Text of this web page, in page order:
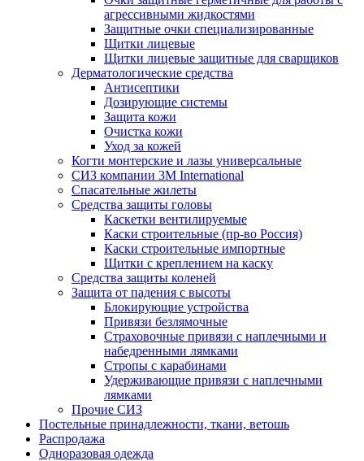
агрессивными жидкостями
Защитные очки специализированные
Щитки лицевые
Щитки лицевые защитные для сварщиков
Дерматологические средства
Антисептики
Дозирующие системы
Защита кожи
Очистка кожи
Уход за кожей
Когти монтерские и лазы универсальные
СИЗ компании 3М International
Спасательные жилеты
Средства защиты головы
Каскетки вентилируемые
Каски строительные (пр-во Россия)
Каски строительные импортные
Щитки с креплением на каску
Средства защиты коленей
Защита от падения с высоты
Блокирующие устройства
Привязи безлямочные
Страховочные привязи с наплечными и
набедренными лямками
Стропы с карабинами
Удерживающие привязи с наплечными
лямками
Прочие СИЗ
Постельные принадлежности, ткани, ветошь
Распродажа
Одноразовая одежда